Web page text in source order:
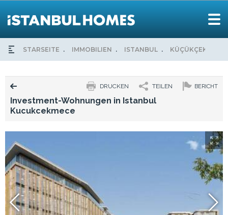
STARSEITE IMMOBILIEN ISTANBUL KÜÇÜKÇEKMECE
BERICHT
TEILEN
DRUCKEN
Investment-Wohnungen in Istanbul
Kucukcekmece